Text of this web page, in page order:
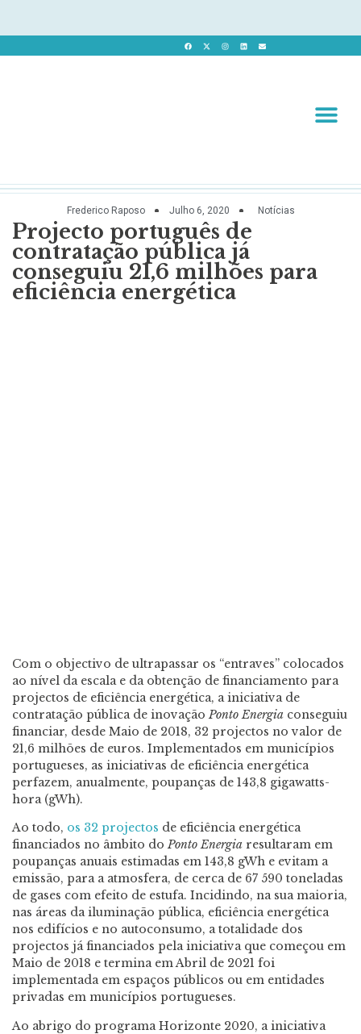
Frederico Raposo Julho 6, 2020 Notícias
Projecto português de
contratação pública já
conseguiu 21,6 milhões para
eficiência energética
Com o objectivo de ultrapassar os “entraves” colocados
ao nível da escala e da obtenção de financiamento para
projectos de eficiência energética, a iniciativa de
contratação pública de inovação Ponto Energia conseguiu
financiar, desde Maio de 2018, 32 projectos no valor de
21,6 milhões de euros. Implementados em municípios
portugueses, as iniciativas de eficiência energética
perfazem, anualmente, poupanças de 143,8 gigawatts-
hora (gWh).
Ao todo, os 32 projectos de eficiência energética
financiados no âmbito do Ponto Energia resultaram em
poupanças anuais estimadas em 143,8 gWh e evitam a
emissão, para a atmosfera, de cerca de 67 590 toneladas
de gases com efeito de estufa. Incidindo, na sua maioria,
nas áreas da iluminação pública, eficiência energética
nos edifícios e no autoconsumo, a totalidade dos
projectos já financiados pela iniciativa que começou em
Maio de 2018 e termina em Abril de 2021 foi
implementada em espaços públicos ou em entidades
privadas em municípios portugueses.
Ao abrigo do programa Horizonte 2020, a iniciativa